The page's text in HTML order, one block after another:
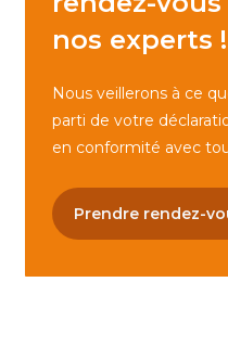
nos experts !
Nous veillerons à ce
parti de votre
en conformité avec
Prendre rendez-